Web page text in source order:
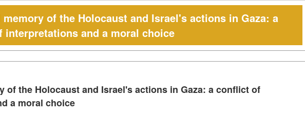
of the Holocaust and Israel's actions in Gaza: a
interpretations and a moral choice
of the Holocaust and Israel's actions in Gaza: a conflict of
a moral choice